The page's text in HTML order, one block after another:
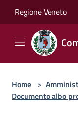
Regione Veneto
Home >
Documento albo